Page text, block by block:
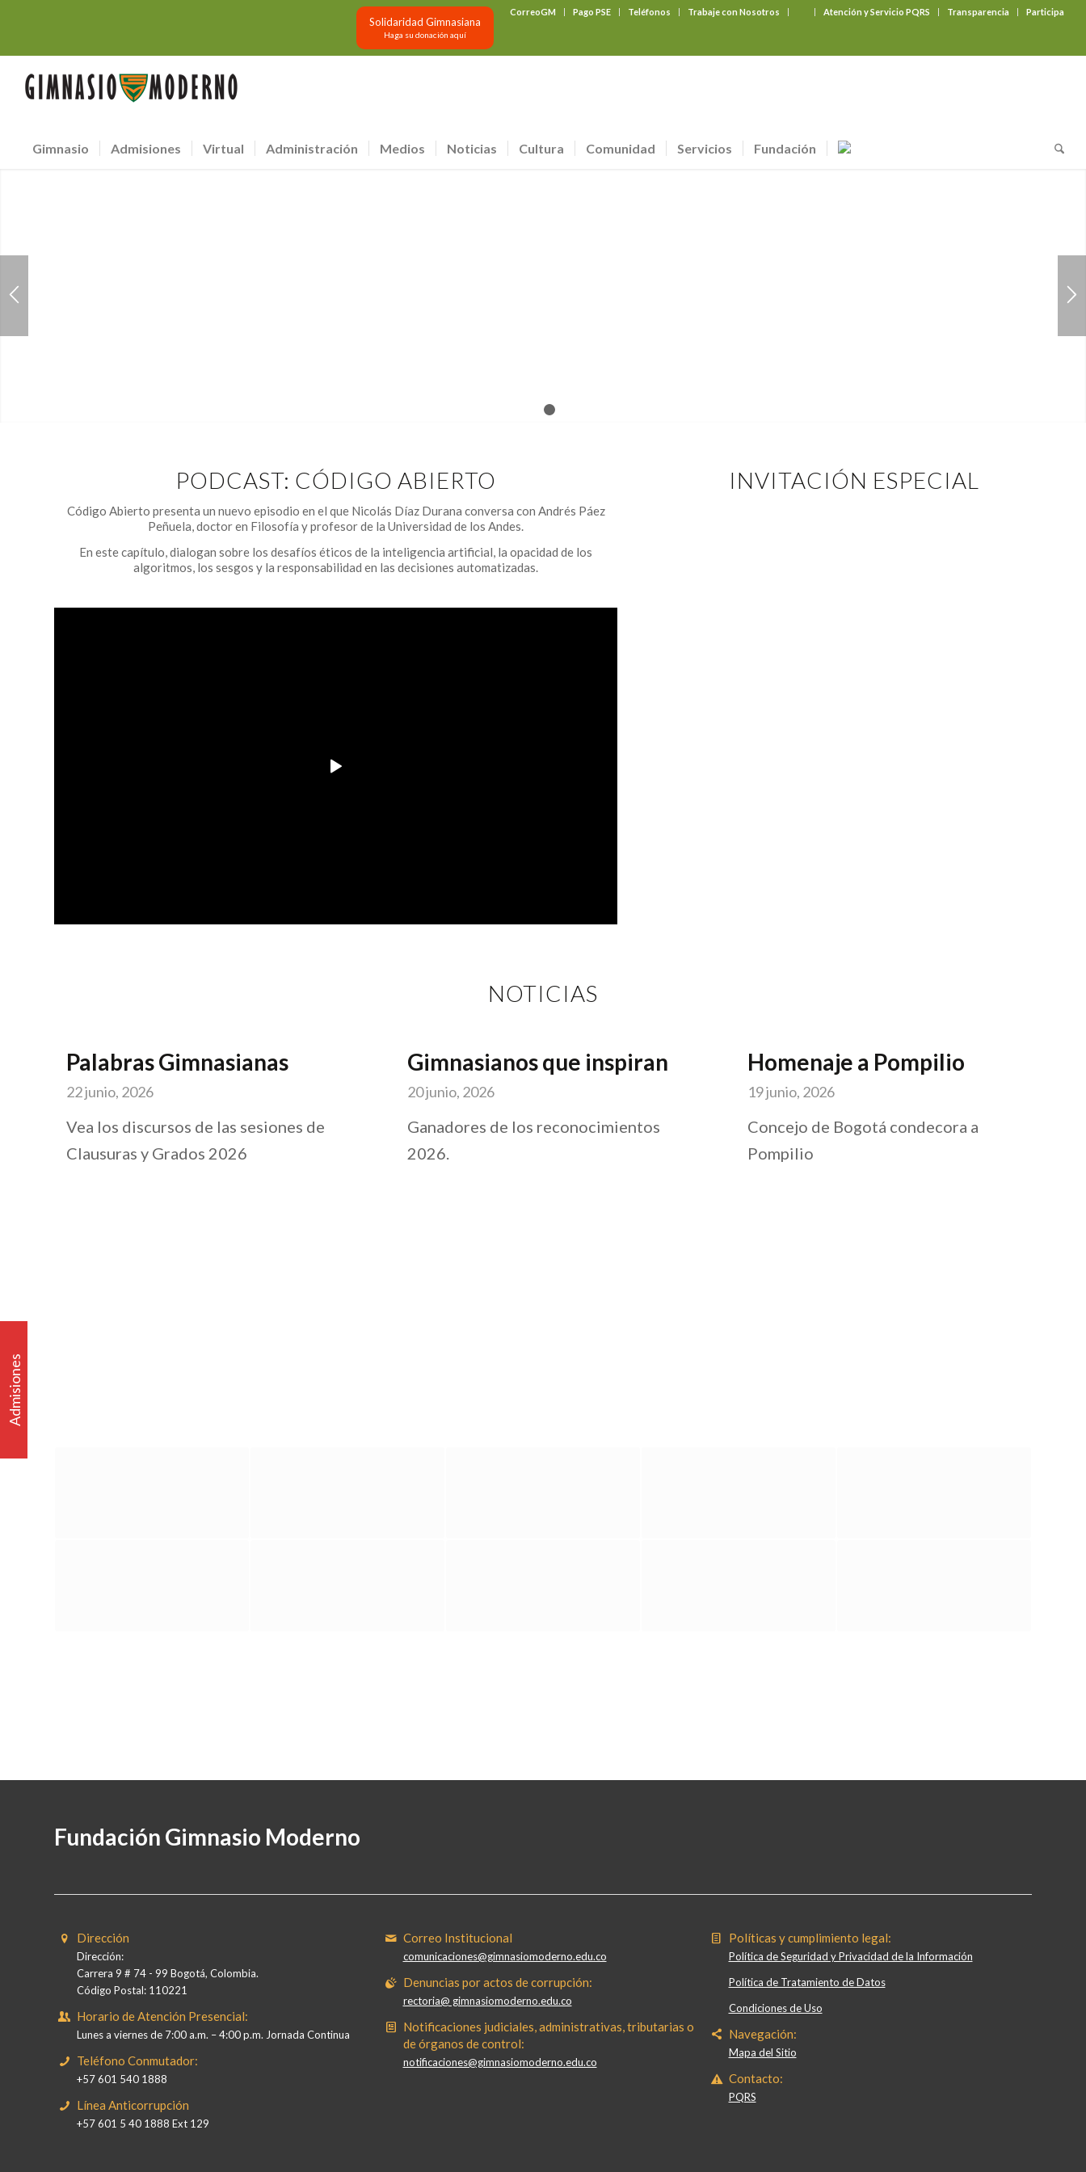
CorreoGM Pago PSE Teléfonos Trabaje con Nosotros Atención y Servicio PQRS Transparencia Participa
Solidaridad Gimnasiana
Haga su donación aquí
Gimnasio Admisiones Virtual Administración Medios Noticias Cultura Comunidad Servicios Fundación
PODCAST: CÓDIGO ABIERTO
Código Abierto presenta un nuevo episodio en el que Nicolás Díaz Durana conversa con Andrés Páez
Peñuela, doctor en Filosofía y profesor de la Universidad de los Andes.
En este capítulo, dialogan sobre los desafíos éticos de la inteligencia artificial, la opacidad de los
algoritmos, los sesgos y la responsabilidad en las decisiones automatizadas.
INVITACIÓN ESPECIAL
NOTICIAS
Palabras Gimnasianas
22 junio, 2026
Vea los discursos de las sesiones de
Clausuras y Grados 2026
Gimnasianos que inspiran
20 junio, 2026
Ganadores de los reconocimientos
2026.
Homenaje a Pompilio
19 junio, 2026
Concejo de Bogotá condecora a
Pompilio
Fundación Gimnasio Moderno
Dirección
Dirección:
Carrera 9 # 74 - 99 Bogotá, Colombia.
Código Postal: 110221
Horario de Atención Presencial:
Lunes a viernes de 7:00 a.m. – 4:00 p.m. Jornada Continua
Teléfono Conmutador:
+57 601 540 1888
Línea Anticorrupción
+57 601 5 40 1888 Ext 129
Correo Institucional
comunicaciones@gimnasiomoderno.edu.co
Denuncias por actos de corrupción:
rectoria@ gimnasiomoderno.edu.co
Notificaciones judiciales, administrativas, tributarias o
de órganos de control:
notificaciones@gimnasiomoderno.edu.co
Políticas y cumplimiento legal:
Política de Seguridad y Privacidad de la Información
Política de Tratamiento de Datos
Condiciones de Uso
Navegación:
Mapa del Sitio
Contacto:
PQRS
Admisiones